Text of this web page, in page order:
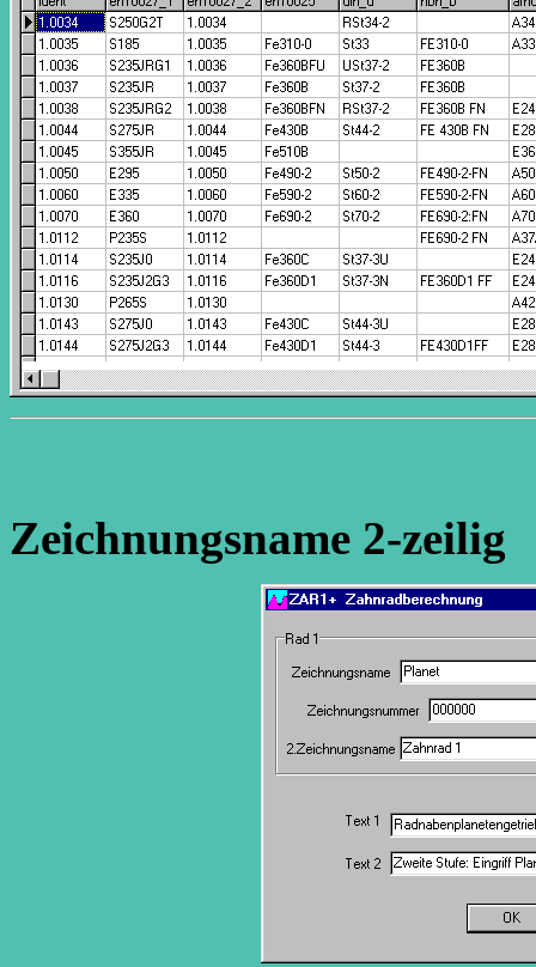
Zeichnungsname 2-zeilig